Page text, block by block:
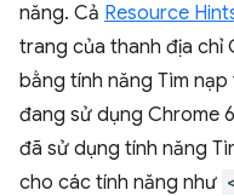
năng. Cả Resource
trang của thanh địa chỉ
bằng tính năng Tìm
đang sử dụng Chrome
đã sử dụng tính năng
cho các tính năng như